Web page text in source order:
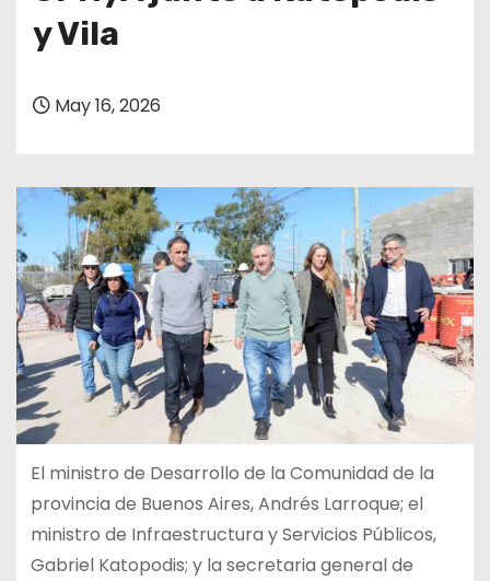
y Vila
May 16, 2026
El ministro de Desarrollo de la Comunidad de la
provincia de Buenos Aires, Andrés Larroque; el
ministro de Infraestructura y Servicios Públicos,
Gabriel Katopodis; y la secretaria general de